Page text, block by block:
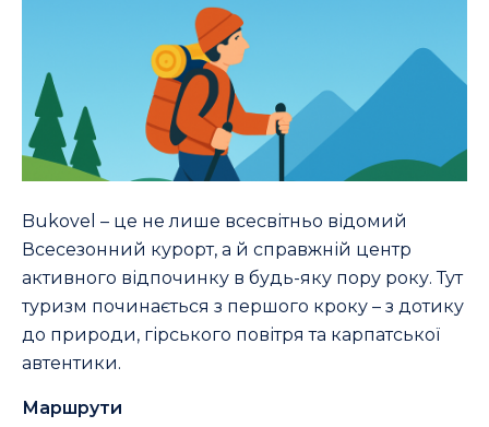
Bukovel – це не лише всесвітньо відомий
Всесезонний курорт, а й справжній центр
активного відпочинку в будь-яку пору року. Тут
туризм починається з першого кроку – з дотику
до природи, гірського повітря та карпатської
автентики.
Маршрути